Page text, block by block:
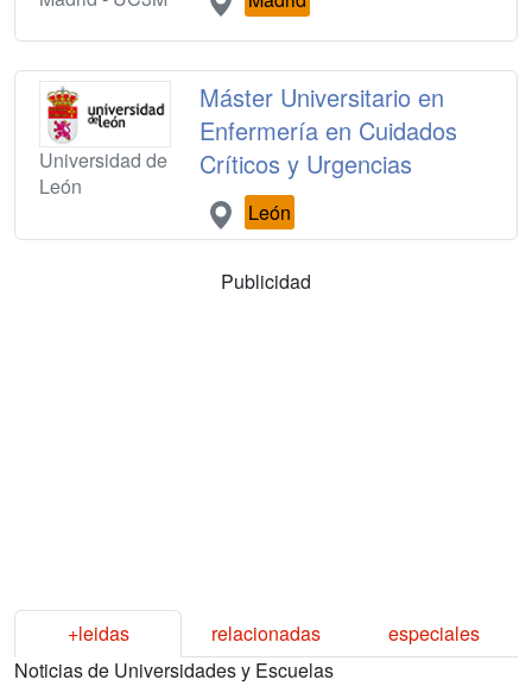
Universidad de
León
Máster Universitario en
Enfermería en Cuidados
Críticos y Urgencias
León
Publicidad
+leidas relacionadas
especiales
Noticias de Universidades y Escuelas